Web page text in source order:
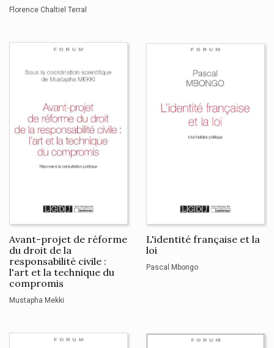
Florence Chaltiel Terral
Avant-projet de réforme
du droit de la
responsabilité civile :
l'art et la technique du
compromis
Mustapha Mekki
L'identité française et la
loi
Pascal Mbongo